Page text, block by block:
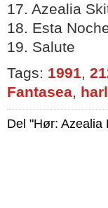
17. Azealia
18. Esta
19. Salute
Tags: 1991,
Fantasea,
Del "Hør: Azealia